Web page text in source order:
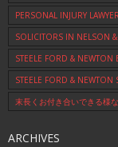
PERSONAL INJURY
SOLICITORS IN NELSON
STEELE FORD & NEWTON
STEELE FORD &
末長くお付き合いできる様
ARCHIVES